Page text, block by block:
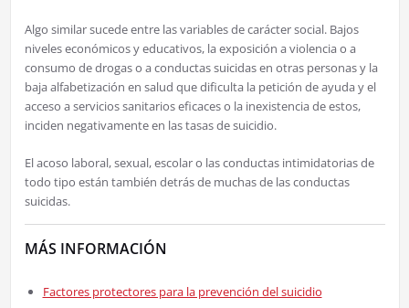
Algo similar sucede entre las variables de carácter social. Bajos
niveles económicos y educativos, la exposición a violencia o a
consumo de drogas o a conductas suicidas en otras personas y la
baja alfabetización en salud que dificulta la petición de ayuda y el
acceso a servicios sanitarios eficaces o la inexistencia de estos,
inciden negativamente en las tasas de suicidio.
El acoso laboral, sexual, escolar o las conductas intimidatorias de
todo tipo están también detrás de muchas de las conductas
suicidas.
MÁS INFORMACIÓN
Factores protectores para la prevención del suicidio